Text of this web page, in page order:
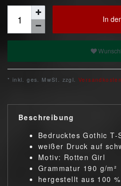
In
* inkl. ges. MwSt. zzgl. Versandkosten
Beschreibung
Bedrucktes Gothic T-
weißer Druck auf
Motiv: Rotten Girl
Grammatur 190 g/m²
hergestellt aus 100